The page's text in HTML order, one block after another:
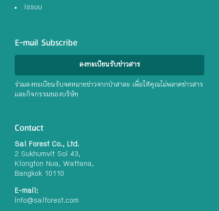
Issuu
E-mail Subscribe
ลงทะเบียนรับข่าวสาร
ร่วมลงทะเบียนรับจดหมายข่าวจากป่าสาละ เพื่อให้คุณไม่พลาดข่าวสาร
และกิจกรรมของบริษัท
Contact
Sal Forest Co., Ltd.
2 Sukhumvit Soi 43,
Klongton Nua, Wattana,
Bangkok 10110
E-mail:
info@salforest.com